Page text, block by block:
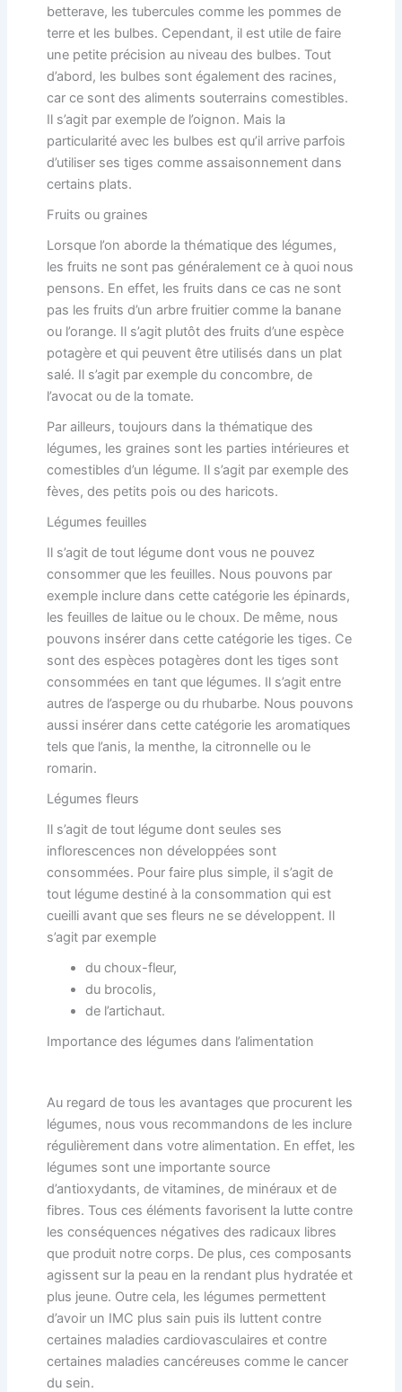
betterave, les tubercules comme les pommes de
terre et les bulbes. Cependant, il est utile de faire
une petite précision au niveau des bulbes. Tout
d’abord, les bulbes sont également des racines,
car ce sont des aliments souterrains comestibles.
Il s’agit par exemple de l’oignon. Mais la
particularité avec les bulbes est qu’il arrive parfois
d’utiliser ses tiges comme assaisonnement dans
certains plats.
Fruits ou graines
Lorsque l’on aborde la thématique des légumes,
les fruits ne sont pas généralement ce à quoi nous
pensons. En effet, les fruits dans ce cas ne sont
pas les fruits d’un arbre fruitier comme la banane
ou l’orange. Il s’agit plutôt des fruits d’une espèce
potagère et qui peuvent être utilisés dans un plat
salé. Il s’agit par exemple du concombre, de
l’avocat ou de la tomate.
Par ailleurs, toujours dans la thématique des
légumes, les graines sont les parties intérieures et
comestibles d’un légume. Il s’agit par exemple des
fèves, des petits pois ou des haricots.
Légumes feuilles
Il s’agit de tout légume dont vous ne pouvez
consommer que les feuilles. Nous pouvons par
exemple inclure dans cette catégorie les épinards,
les feuilles de laitue ou le choux. De même, nous
pouvons insérer dans cette catégorie les tiges. Ce
sont des espèces potagères dont les tiges sont
consommées en tant que légumes. Il s’agit entre
autres de l’asperge ou du rhubarbe. Nous pouvons
aussi insérer dans cette catégorie les aromatiques
tels que l’anis, la menthe, la citronnelle ou le
romarin.
Légumes fleurs
Il s’agit de tout légume dont seules ses
inflorescences non développées sont
consommées. Pour faire plus simple, il s’agit de
tout légume destiné à la consommation qui est
cueilli avant que ses fleurs ne se développent. Il
s’agit par exemple
du choux-fleur,
du brocolis,
de l’artichaut.
Importance des légumes dans l’alimentation
Au regard de tous les avantages que procurent les
légumes, nous vous recommandons de les inclure
régulièrement dans votre alimentation. En effet, les
légumes sont une importante source
d’antioxydants, de vitamines, de minéraux et de
fibres. Tous ces éléments favorisent la lutte contre
les conséquences négatives des radicaux libres
que produit notre corps. De plus, ces composants
agissent sur la peau en la rendant plus hydratée et
plus jeune. Outre cela, les légumes permettent
d’avoir un IMC plus sain puis ils luttent contre
certaines maladies cardiovasculaires et contre
certaines maladies cancéreuses comme le cancer
du sein.